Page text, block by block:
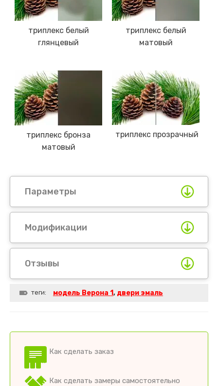
Как сделать заказ
Как сделать замеры самостоятельно
триплекс белый
глянцевый
триплекс белый
матовый
триплекс бронза
матовый
триплекс прозрачный
Параметры
Модификации
Отзывы
теги: модель Верона 1, двери эмаль